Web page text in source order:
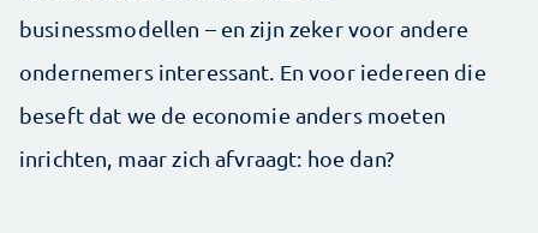
businessmodellen – en zijn zeker voor andere
ondernemers interessant. En voor iedereen die
beseft dat we de economie anders moeten
inrichten, maar zich afvraagt: hoe dan?